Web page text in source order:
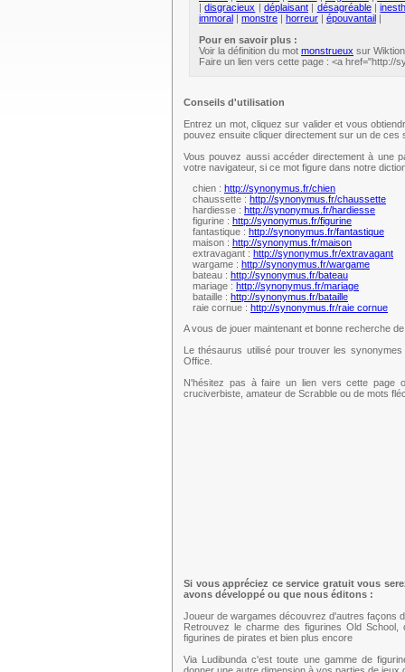
|disgracieux | déplaisant| désagréable|
immoral | monstre | horreur | épouvantail |
Pour en savoir plus :
Voir la définition du mot monstrueux sur
Faire un lien vers cette page : <a href="http://
Conseils d'utilisation
Entrez un mot, cliquez sur valider et vous
pouvez ensuite cliquer directement sur un de
Vous pouvez aussi accéder directement à une
votre navigateur, si ce mot figure dans notre
chien : http://synonymus.fr/chien
chaussette : http://synonymus.fr/chaussette
hardiesse : http://synonymus.fr/hardiesse
figurine : http://synonymus.fr/figurine
fantastique : http://synonymus.fr/fantastique
maison : http://synonymus.fr/maison
extravagant : http://synonymus.fr/extravagant
wargame : http://synonymus.fr/wargame
bateau : http://synonymus.fr/bateau
mariage : http://synonymus.fr/mariage
bataille : http://synonymus.fr/bataille
raie cornue : http://synonymus.fr/raie cornue
A vous de jouer maintenant et bonne recherche
Le thésaurus utilisé pour trouver les
Office.
N'hésitez pas à faire un lien vers cette
cruciverbiste, amateur de Scrabble ou de mots
Si vous appréciez ce service gratuit vous
avons développé ou que nous éditons :
Joueur de wargames découvrez d'autres façons
Retrouvez le charme des figurines Old
figurines de pirates et bien plus encore
Via Ludibunda c'est toute une gamme de